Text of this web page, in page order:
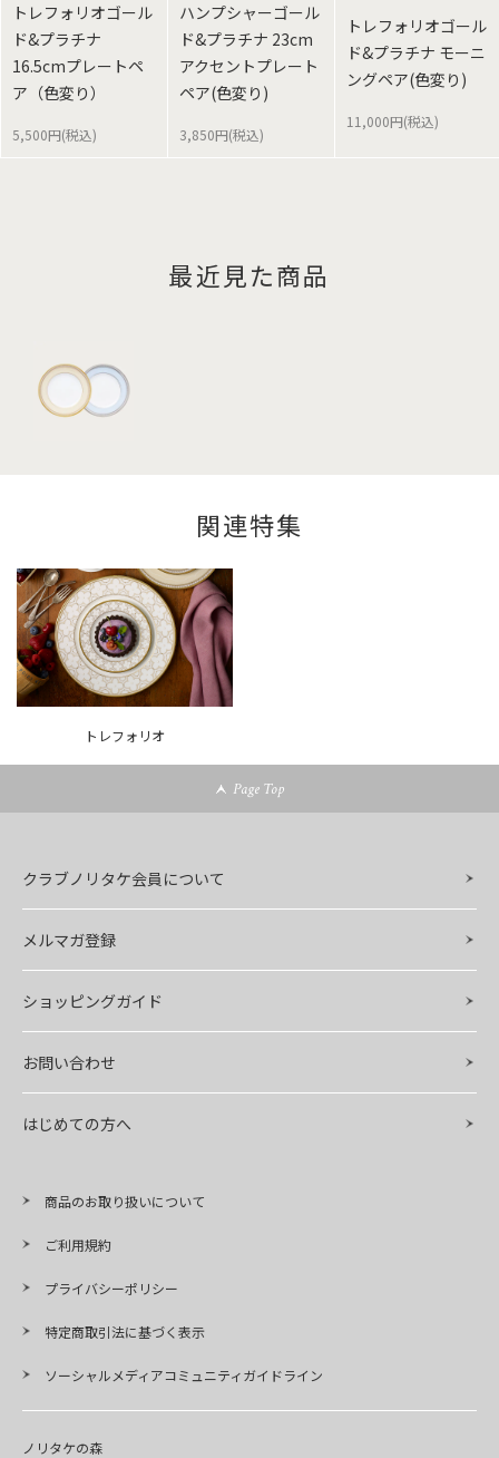
トレフォリオゴール
ド&プラチナ
16.5cmプレートペ
ア（色変り）
5,500円(税込)
ハンプシャーゴール
ド&プラチナ 23cm
アクセントプレート
ペア(色変り)
3,850円(税込)
トレフォリオゴール
ド&プラチナ モーニ
ングペア(色変り)
11,000円(税込)
最近見た商品
関連特集
トレフォリオ
Page Top
クラブノリタケ会員について
メルマガ登録
ショッピングガイド
お問い合わせ
はじめての方へ
商品のお取り扱いについて
ご利用規約
プライバシーポリシー
特定商取引法に基づく表示
ソーシャルメディアコミュニティガイドライン
ノリタケの森